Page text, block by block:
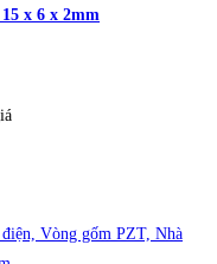
x 6 x 2mm